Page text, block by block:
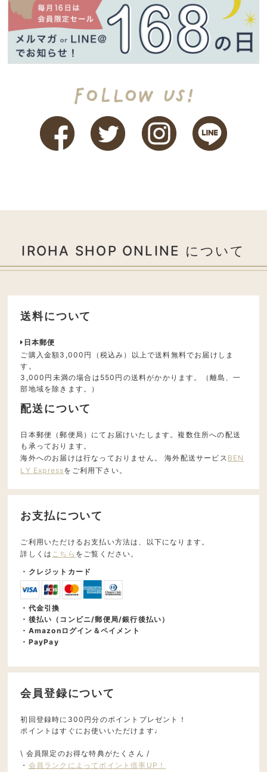
IROHA SHOP ONLINE について
送料について
日本郵便
ご購入金額3,000円（税込み）以上で送料無料でお届けしま
す。
3,000円未満の場合は550円の送料がかかります。（離島、一
部地域を除きます。）
配送について
日本郵便（郵便局）にてお届けいたします。複数住所への配送
も承っております。
海外へのお届けは行なっておりません。 海外配送サービス BEN
LY Expressをご利用下さい。
お支払について
ご利用いただけるお支払い方法は、以下になります。
詳しくは こちら をご覧ください。
・クレジットカード
・代金引換
・後払い（コンビニ/郵便局/銀行後払い）
・Amazonログイン＆ペイメント
・PayPay
会員登録について
初回登録時に300円分のポイントプレゼント！
ポイントはすぐにお使いいただけます♩
\ 会員限定のお得な特典がたくさん /
・ 会員ランクによってポイント倍率UP！